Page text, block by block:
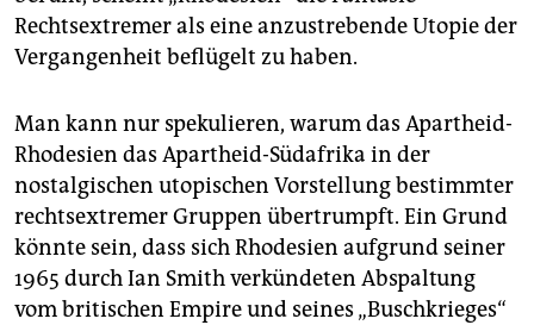
Rechtsextremer als eine anzustrebende Utopie der
Vergangenheit beflügelt zu haben.
Man kann nur spekulieren, warum das Apartheid-
Rhodesien das Apartheid-Südafrika in der
nostalgischen utopischen Vorstellung bestimmter
rechtsextremer Gruppen übertrumpft. Ein Grund
könnte sein, dass sich Rhodesien aufgrund seiner
1965 durch Ian Smith verkündeten Abspaltung
vom britischen Empire und seines „Buschkrieges“